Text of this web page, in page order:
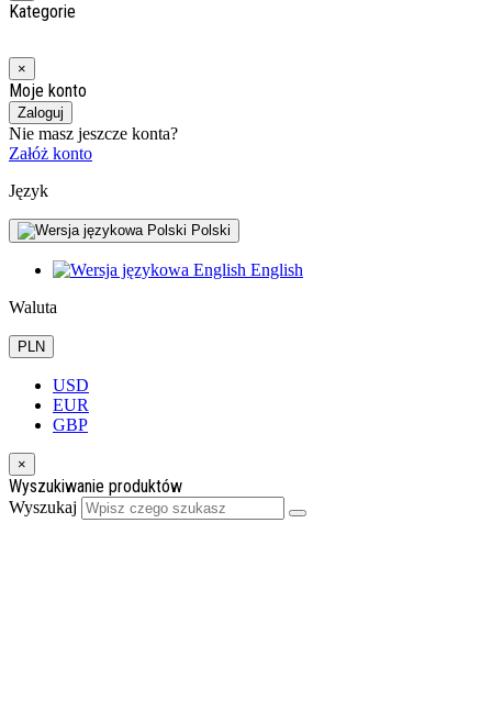
Kategorie
×
Moje konto
Zaloguj
Nie masz jeszcze konta?
Załóż konto
Język
Polski
English
Waluta
PLN
USD
EUR
GBP
×
Wyszukiwanie produktów
Wyszukaj